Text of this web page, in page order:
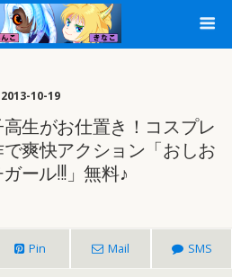
2013-10-19
生がお仕置き！コスプレ
爽快アクション「おしお
ール!!!」無料♪
Pin Mail SMS